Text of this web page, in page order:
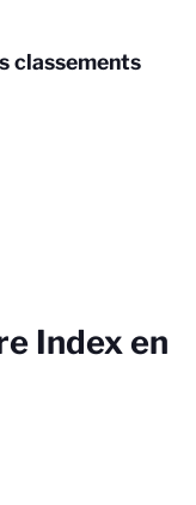
classements
Index en